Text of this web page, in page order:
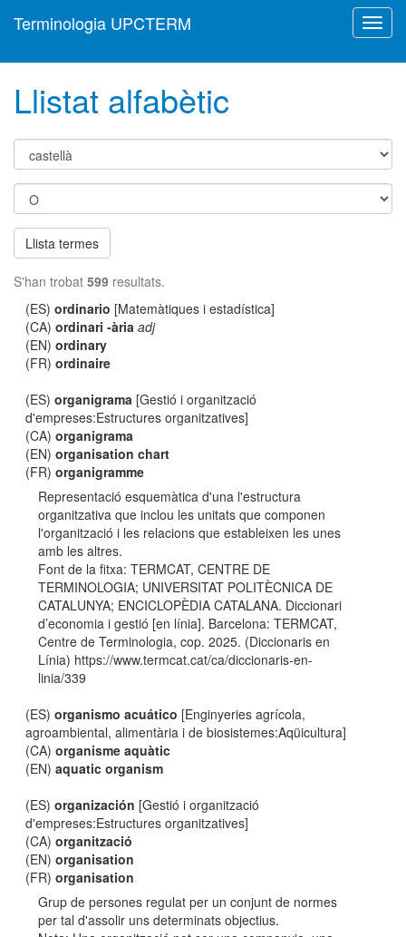
Terminologia UPCTERM
Llistat alfabètic
Llista termes
S'han trobat 599 resultats.
(ES)ordinario [Matemàtiques i estadística]
(CA)ordinari -ària adj
(EN)ordinary
(FR)ordinaire
(ES)organigrama [Gestió i organització
d'empreses:Estructures organitzatives]
(CA)organigrama
(EN)organisation chart
(FR)organigramme
Representació esquemàtica d'una l'estructura
organitzativa que inclou les unitats que componen
l'organització i les relacions que estableixen les unes
amb les altres.
Font de la fitxa: TERMCAT, CENTRE DE
TERMINOLOGIA; UNIVERSITAT POLITÈCNICA DE
CATALUNYA; ENCICLOPÈDIA CATALANA. Diccionari
d’economia i gestió [en línia]. Barcelona: TERMCAT,
Centre de Terminologia, cop. 2025. (Diccionaris en
Línia) https://www.termcat.cat/ca/diccionaris-en-
linia/339
(ES)organismo acuático [Enginyeries agrícola,
agroambiental, alimentària i de biosistemes:Aqüicultura]
(CA)organisme aquàtic
(EN)aquatic organism
(ES)organización [Gestió i organització
d'empreses:Estructures organitzatives]
(CA)organització
(EN)organisation
(FR)organisation
Grup de persones regulat per un conjunt de normes
per tal d'assolir uns determinats objectius.